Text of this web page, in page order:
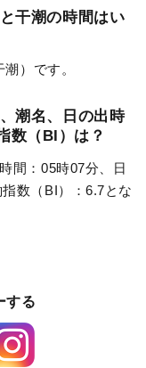
干潮の時間はい
）です。
潮名、日の出時
数（BI）は？
間：05時07分、日
数（BI）：6.7とな
する